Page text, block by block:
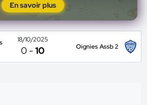
En savoir plus
18/10/2025
0 -10 Oignies Assb 2